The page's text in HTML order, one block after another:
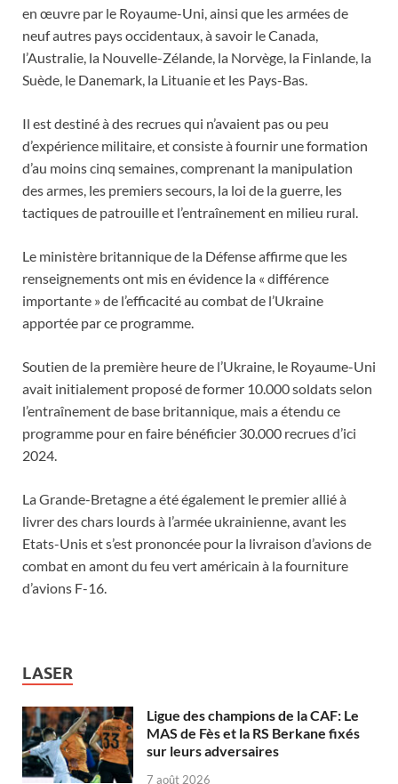
en œuvre par le Royaume-Uni, ainsi que les armées de
neuf autres pays occidentaux, à savoir le Canada,
l’Australie, la Nouvelle-Zélande, la Norvège, la Finlande, la
Suède, le Danemark, la Lituanie et les Pays-Bas.
Il est destiné à des recrues qui n’avaient pas ou peu
d’expérience militaire, et consiste à fournir une formation
d’au moins cinq semaines, comprenant la manipulation
des armes, les premiers secours, la loi de la guerre, les
tactiques de patrouille et l’entraînement en milieu rural.
Le ministère britannique de la Défense affirme que les
renseignements ont mis en évidence la « différence
importante » de l’efficacité au combat de l’Ukraine
apportée par ce programme.
Soutien de la première heure de l’Ukraine, le Royaume-Uni
avait initialement proposé de former 10.000 soldats selon
l’entraînement de base britannique, mais a étendu ce
programme pour en faire bénéficier 30.000 recrues d’ici
2024.
La Grande-Bretagne a été également le premier allié à
livrer des chars lourds à l’armée ukrainienne, avant les
Etats-Unis et s’est prononcée pour la livraison d’avions de
combat en amont du feu vert américain à la fourniture
d’avions F-16.
LASER
Ligue des champions de la CAF: Le
MAS de Fès et la RS Berkane fixés
sur leurs adversaires
7 août 2026